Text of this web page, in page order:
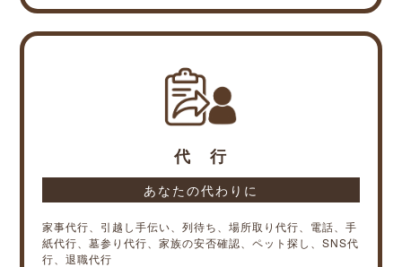
代 行
あなたの代わりに
家事代行、引越し手伝い、列待ち、場所取り代行、電話、手
紙代行、墓参り代行、家族の安否確認、ペット探し、SNS代
行、退職代行